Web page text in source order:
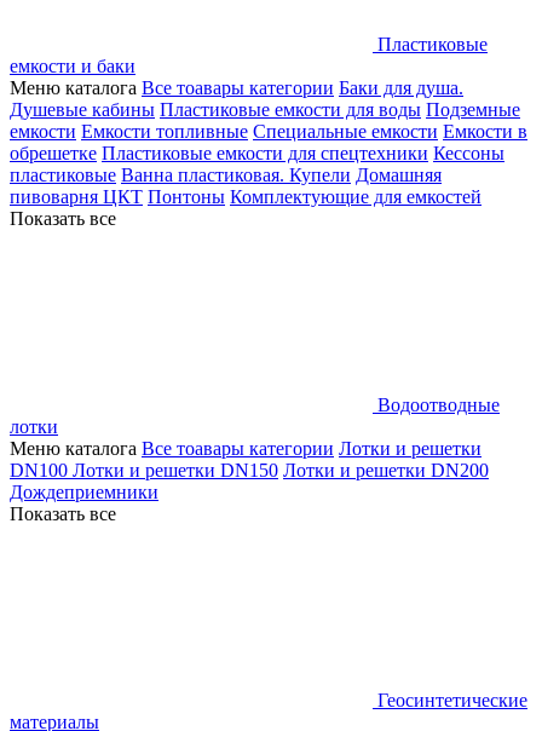
Пластиковые
емкости и баки
Меню каталога Все тоавары категории Баки для душа.
Душевые кабины Пластиковые емкости для воды Подземные
емкости Емкости топливные Специальные емкости Емкости в
обрешетке Пластиковые емкости для спецтехники Кессоны
пластиковые Ванна пластиковая. Купели Домашняя
пивоварня ЦКТ Понтоны Комплектующие для емкостей
Показать все
Водоотводные
лотки
Меню каталога Все тоавары категории Лотки и решетки
DN100 Лотки и решетки DN150 Лотки и решетки DN200
Дождеприемники
Показать все
Геосинтетические
материалы